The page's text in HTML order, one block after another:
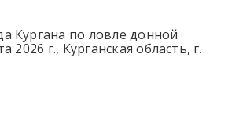
Кургана по ловле донной
2026 г., Курганская область, г.